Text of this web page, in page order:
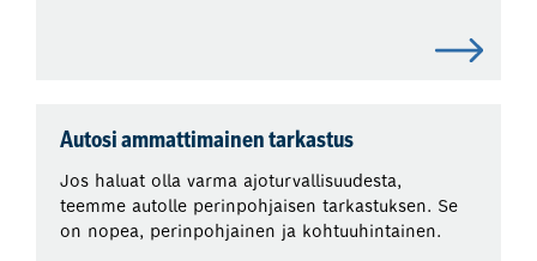
Autosi ammattimainen tarkastus
Jos haluat olla varma ajoturvallisuudesta,
teemme autolle perinpohjaisen tarkastuksen. Se
on nopea, perinpohjainen ja kohtuuhintainen.